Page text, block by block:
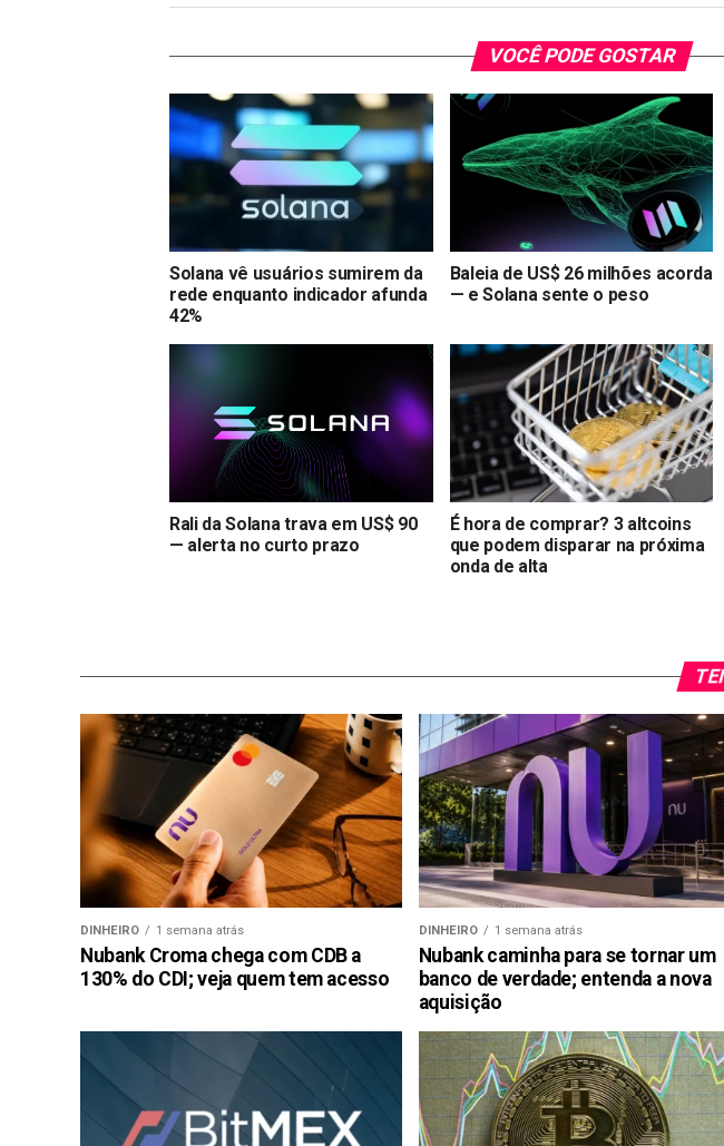
VOCÊ PODE GOSTAR
Solana vê usuários sumirem da
rede enquanto indicador afunda
42%
Baleia de US$ 26 milhões acorda
— e Solana sente o peso
Rali da Solana trava em US$ 90
— alerta no curto prazo
É hora de comprar? 3 altcoins
que podem disparar na próxima
onda de alta
DINHEIRO 1 semana atrás
Nubank Croma chega com CDB a
130% do CDI; veja quem tem acesso
DINHEIRO 1 semana atrás
Nubank caminha para se tornar um
banco de verdade; entenda a nova
aquisição